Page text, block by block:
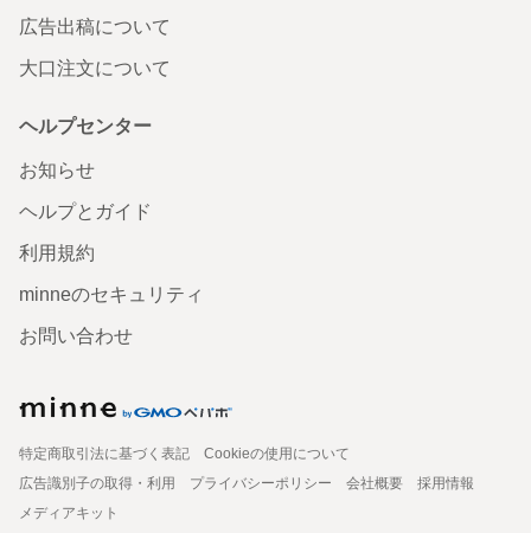
広告出稿について
大口注文について
ヘルプセンター
お知らせ
ヘルプとガイド
利用規約
minneのセキュリティ
お問い合わせ
特定商取引法に基づく表記
Cookieの使用について
広告識別子の取得・利用
プライバシーポリシー 会社概要
採用情報
メディアキット